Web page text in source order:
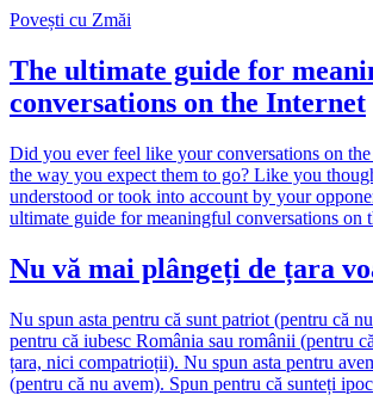
Povești cu Zmăi
The ultimate guide for
conversations on the Internet
Did you ever feel like your conversations on
the way you expect them to go? Like you
understood or took into account by your
ultimate guide for meaningful conversations on
Nu vă mai plângeți de țara
Nu spun asta pentru că sunt patriot (pentru că
pentru că iubesc România sau românii (pentru
țara, nici compatrioții). Nu spun asta pentru
(pentru că nu avem). Spun pentru că sunteți